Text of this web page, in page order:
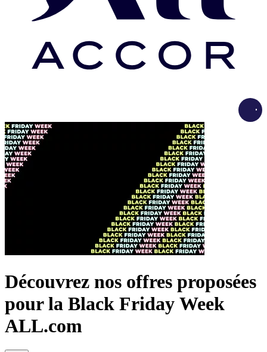
Découvrez nos offres proposées
pour la Black Friday Week
ALL.com